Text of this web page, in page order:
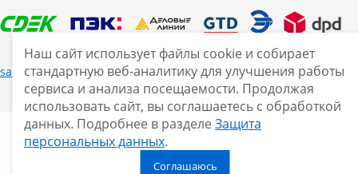
sale@smarine.shop 2026Нашли ошибку?
Наш сайт использует файлы cookie и собирает
стандартную веб-аналитику для улучшения работы
сервиса и анализа посещаемости. Продолжая
использовать сайт, вы соглашаетесь с обработкой
данных. Подробнее в разделе Защита
персональных данных.
Соглашаюсь